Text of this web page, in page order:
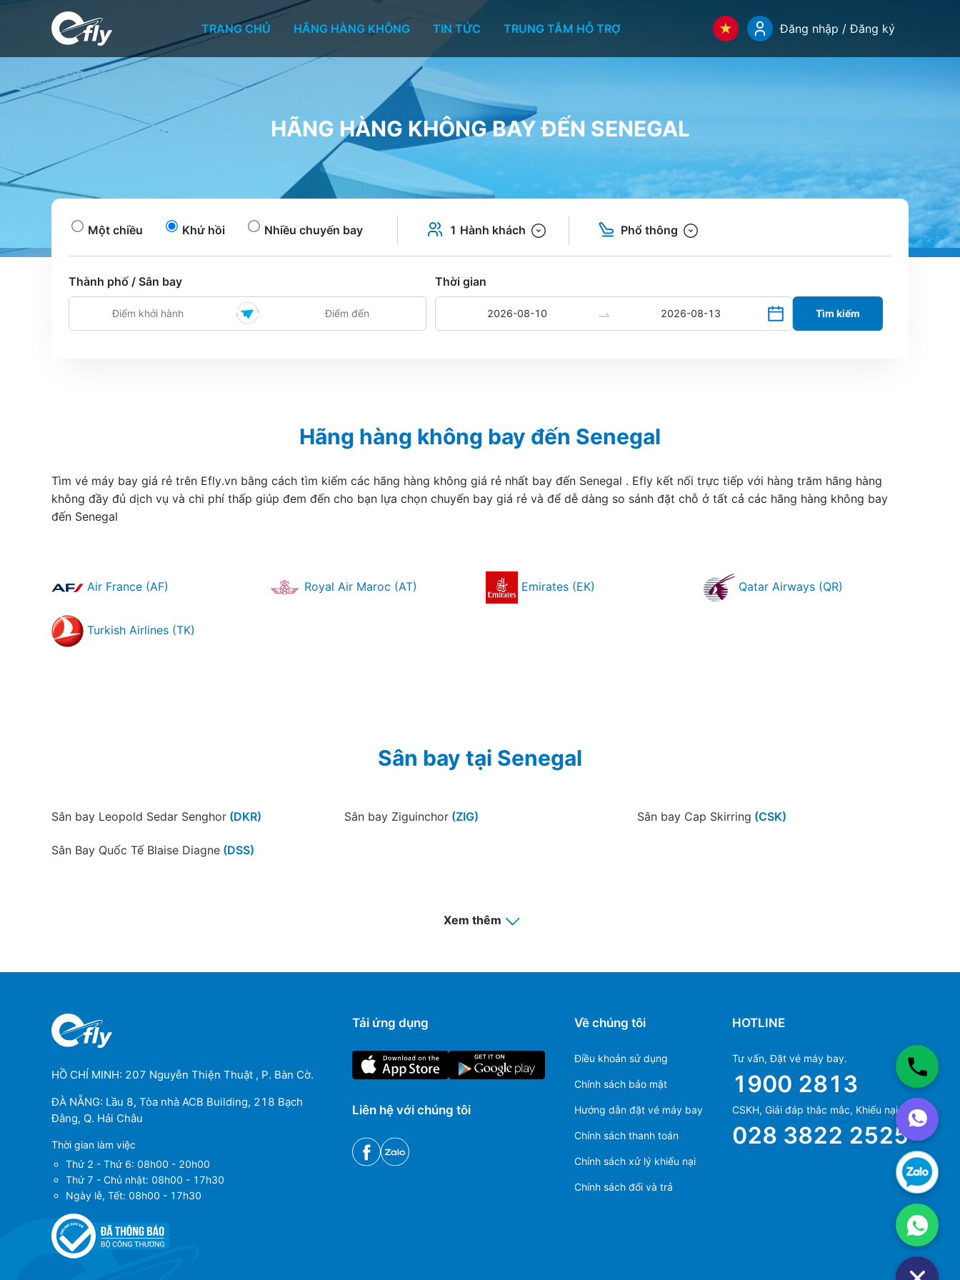
TRANG CHỦ HÃNG HÀNG KHÔNG TIN TỨC TRUNG TÂM HỖ TRỢ Đăng nhập / Đăng ký
HÃNG HÀNG KHÔNG BAY ĐẾN SENEGAL
Một chiều Khứ hồi Nhiều chuyến bay 1 Hành khách Phổ thông
Thành phố / Sân bay Thời gian
Tìm kiếm
Hãng hàng không bay đến Senegal
Tìm vé máy bay giá rẻ trên Efly.vn bằng cách tìm kiếm các hãng hàng không giá rẻ nhất bay đến Senegal . Efly kết nối trực tiếp với hàng trăm hãng hàng
không đầy đủ dịch vụ và chi phí thấp giúp đem đến cho bạn lựa chọn chuyến bay giá rẻ và để dễ dàng so sánh đặt chỗ ở tất cả các hãng hàng không bay
đến Senegal
Air France (AF) Royal Air Maroc (AT) Emirates (EK) Qatar Airways (QR)
Turkish Airlines (TK)
Sân bay tại Senegal
Sân bay Leopold Sedar Senghor (DKR) Sân bay Ziguinchor (ZIG) Sân bay Cap Skirring (CSK)
Sân Bay Quốc Tế Blaise Diagne (DSS)
Xem thêm
HỒ CHÍ MINH: 207 Nguyễn Thiện Thuật , P. Bàn Cờ.
ĐÀ NẴNG: Lầu 8, Tòa nhà ACB Building, 218 Bạch
Đằng, Q. Hải Châu
Thời gian làm việc
Thứ 2 - Thứ 6: 08h00 - 20h00
Thứ 7 - Chủ nhật: 08h00 - 17h30
Ngày lễ, Tết: 08h00 - 17h30
Tải ứng dụng
Liên hệ với chúng tôi
Về chúng tôi
Điều khoản sử dụng
Chính sách bảo mật
Hướng dẫn đặt vé máy bay
Chính sách thanh toán
Chính sách xử lý khiếu nại
Chính sách đổi và trả
HOTLINE
Tư vấn, Đặt vé máy bay.
1900 2813
CSKH, Giải đáp thắc mắc, Khiếu nại.
028 3822 2525
Ms Hằng
(+84) 70 854 1213
Ms Huỳnh